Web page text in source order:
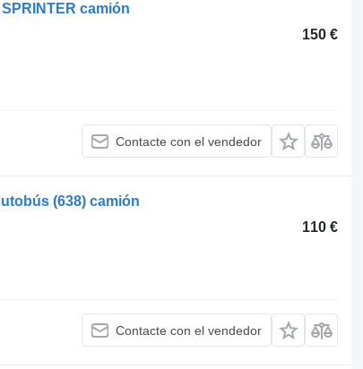
camión
150 €
Contacte con el vendedor
(638) camión
110 €
Contacte con el vendedor